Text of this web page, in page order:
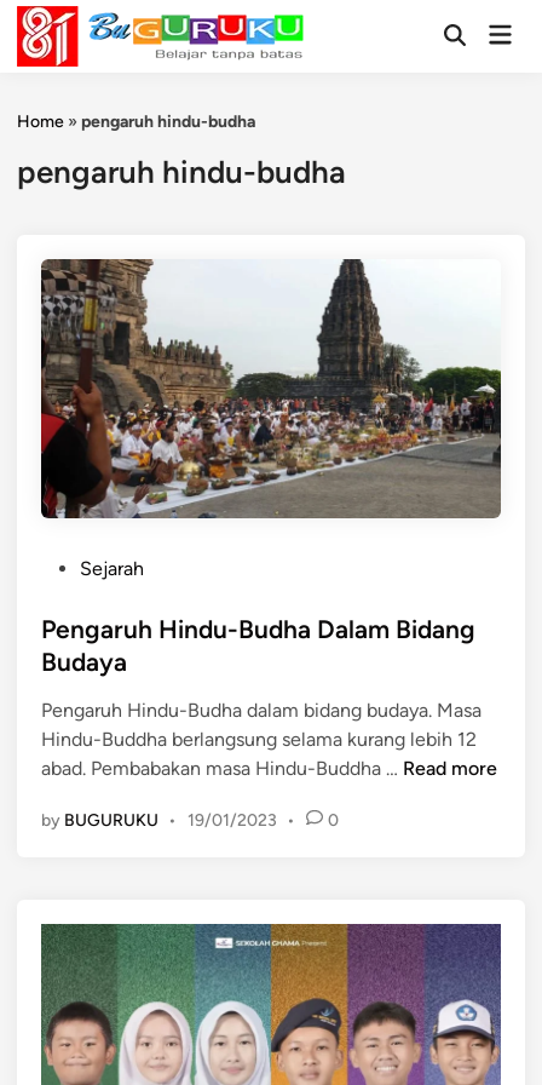
Skip
content
OpenMain
Home » pengaruh hindu-budha
pengaruh hindu-budha
s
t
d
i
n
Sejarah
Pengaruh Hindu-Budha Dalam Bidang
Budaya
Pengaruh Hindu-Budha dalam bidang budaya. Masa
Hindu-Buddha berlangsung selama kurang lebih 12
abad. Pembabakan masa Hindu-Buddha … P
u
h
H
i
n
Read more
by BUGURUKU • 19/01/2023 • 0